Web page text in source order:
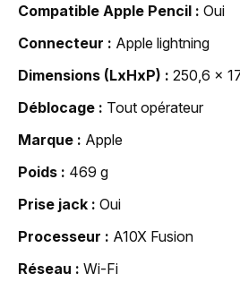
Compatible Apple Pencil
Oui
Connecteur
Apple lightning
Dimensions (LxHxP)
250,6 x
Déblocage
Tout opérateur
Marque
Apple
Poids
469 g
Prise jack
Oui
Processeur
A10X Fusion
Réseau
Wi-Fi